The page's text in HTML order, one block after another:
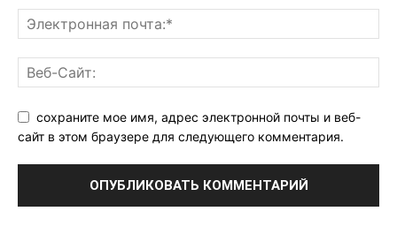
сохраните мое имя, адрес электронной почты и веб-
сайт в этом браузере для следующего комментария.